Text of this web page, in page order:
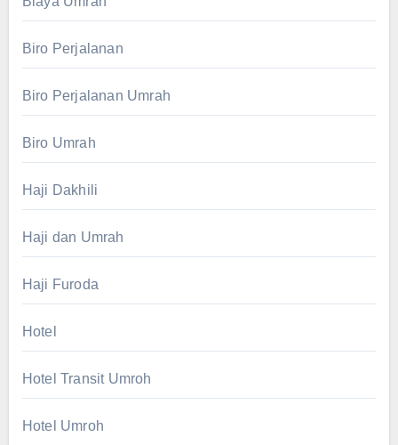
Biro Perjalanan
Biro Perjalanan Umrah
Biro Umrah
Haji Dakhili
Haji dan Umrah
Haji Furoda
Hotel
Hotel Transit Umroh
Hotel Umroh